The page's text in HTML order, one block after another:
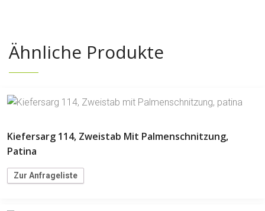
Ähnliche Produkte
Kiefersarg 114, Zweistab Mit Palmenschnitzung,
Patina
Zur Anfrageliste